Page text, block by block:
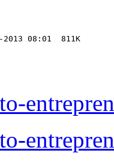
2013 08:01  811K